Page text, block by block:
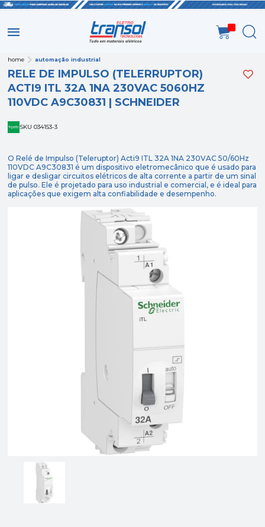
home automação industrial
RELE DE IMPULSO (TELERRUPTOR)
ACTI9 ITL 32A 1NA 230VAC 5060HZ
110VDC A9C30831 | SCHNEIDER
SKU 034153-3
O Relé de Impulso (Teleruptor) Acti9 ITL 32A 1NA 230VAC 50/60Hz
110VDC A9C30831 é um dispositivo eletromecânico que é usado para
ligar e desligar circuitos elétricos de alta corrente a partir de um sinal
de pulso. Ele é projetado para uso industrial e comercial, e é ideal para
aplicações que exigem alta confiabilidade e desempenho.